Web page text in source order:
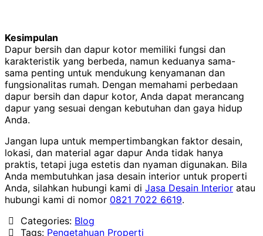
Kesimpulan
Dapur bersih dan dapur kotor memiliki fungsi dan
karakteristik yang berbeda, namun keduanya sama-
sama penting untuk mendukung kenyamanan dan
fungsionalitas rumah. Dengan memahami perbedaan
dapur bersih dan dapur kotor, Anda dapat merancang
dapur yang sesuai dengan kebutuhan dan gaya hidup
Anda.
Jangan lupa untuk mempertimbangkan faktor desain,
lokasi, dan material agar dapur Anda tidak hanya
praktis, tetapi juga estetis dan nyaman digunakan. Bila
Anda membutuhkan jasa desain interior untuk properti
Anda, silahkan hubungi kami di Jasa Desain Interior atau
hubungi kami di nomor 0821 7022 6619.
Categories: Blog
Tags: Pengetahuan Properti